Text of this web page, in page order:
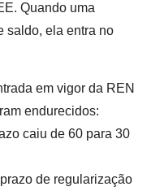
Quando uma
saldo, ela entra no
em vigor da REN
endurecidos:
caiu de 60 para 30
de regularização